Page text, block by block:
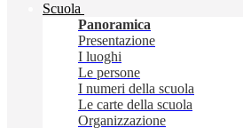
Scuola
Panoramica
Presentazione
I luoghi
Le persone
I numeri della scuola
Le carte della scuola
Organizzazione